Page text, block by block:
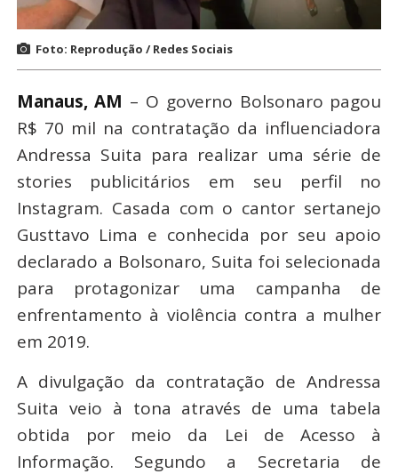
Foto: Reprodução / Redes Sociais
Manaus, AM – O governo Bolsonaro pagou
R$ 70 mil na contratação da influenciadora
Andressa Suita para realizar uma série de
stories publicitários em seu perfil no
Instagram. Casada com o cantor sertanejo
Gusttavo Lima e conhecida por seu apoio
declarado a Bolsonaro, Suita foi selecionada
para protagonizar uma campanha de
enfrentamento à violência contra a mulher
em 2019.
A divulgação da contratação de Andressa
Suita veio à tona através de uma tabela
obtida por meio da Lei de Acesso à
Informação. Segundo a Secretaria de